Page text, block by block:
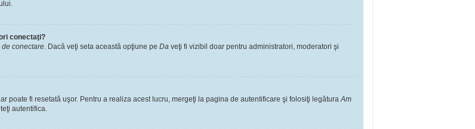
conectaţi?
conectare. Dacă veţi seta această opţiune pe Da veţi fi vizibil doar pentru administratori, moderatori şi
poate fi resetată uşor. Pentru a realiza acest lucru, mergeţi la pagina de autentificare şi folosiţi legăturaAm
autentifica.